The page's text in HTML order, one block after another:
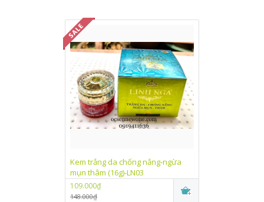
Kem trắng da chống nắng-ngừa
mụn thâm (16g)-LN03
109.000₫
148.000₫